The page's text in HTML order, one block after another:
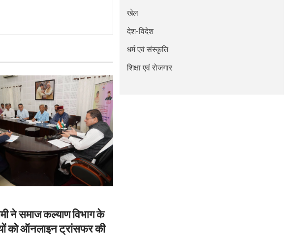
ने समाज कल्याण विभाग के
को ऑनलाइन ट्रांसफर की
खेल
देश-विदेश
धर्म एवं संस्कृति
शिक्षा एवं रोजगार